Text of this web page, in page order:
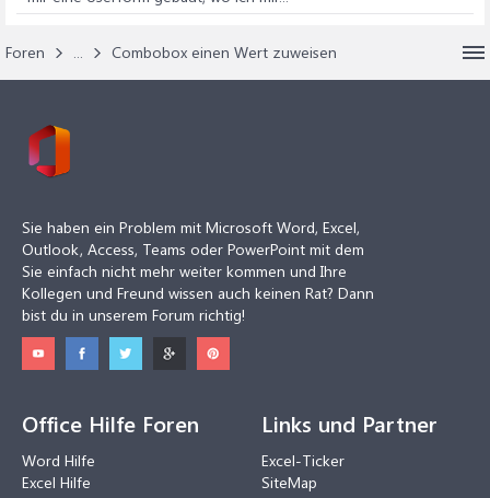
Foren ... Combobox einen Wert zuweisen
Sie haben ein Problem mit Microsoft Word, Excel,
Outlook, Access, Teams oder PowerPoint mit dem
Sie einfach nicht mehr weiter kommen und Ihre
Kollegen und Freund wissen auch keinen Rat? Dann
bist du in unserem Forum richtig!
Office Hilfe Foren
Word Hilfe
Excel Hilfe
Links und Partner
Excel-Ticker
SiteMap